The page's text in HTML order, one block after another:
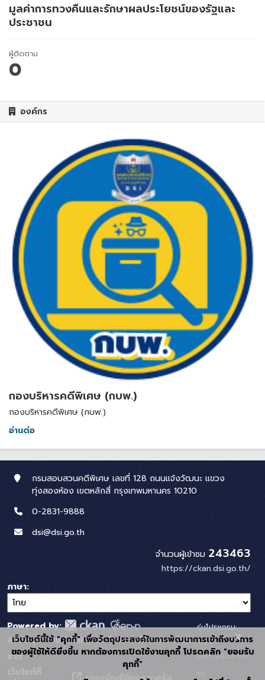
มูลค่าการทวงคืนและรักษาผลประโยชน์ของรัฐและ
ประชาชน
ผู้ติดตาม
0
องค์กร
กองบริหารคดีพิเศษ (กบพ.)
กองบริหารคดีพิเศษ (กบพ.)
อ่านต่อ
กรมสอบสวนคดีพิเศษ เลขที่ 128 ถนนแจ้งวัฒนะ แขวง
ทุ่งสองห้อง เขตหลักสี่ กรุงเทพมหานคร 10210
0-2831-9888
dsi@dsi.go.th
จำนวนผู้เข้าชม 243463
https://ckan.dsi.go.th/
ภาษา
Powered by:
สนับสนุนระบบ Thai-GDC โดย สำนักงานสถิติแห่ง
ชาติ
รุ่นโปรแกรม:
3.0.0
วันที่: 2025-06-
เว็บไซต์นี้ใช้ "คุกกี้" เพื่อวัตถุประสงค์ในการพัฒนาการเข้าถึงบริการ
ของผู้ใช้ให้ดียิ่งขึ้น หากต้องการเปิดใช้งานคุกกี้ โปรดคลิก "ยอมรับ
คุกกี้"
x